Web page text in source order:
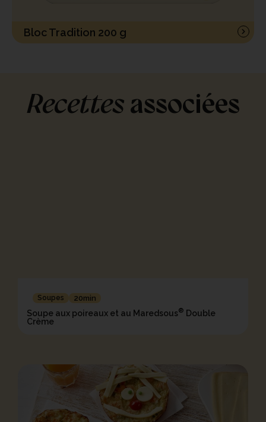
Bloc Tradition 200 g
Recettes associées
Soupes 20min
Soupe aux poireaux et au Maredsous® Double
Crème